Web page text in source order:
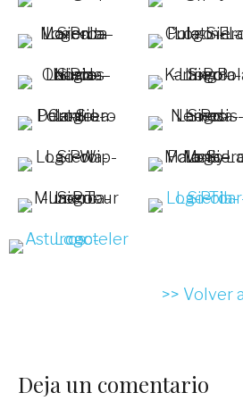
>> Volver
Deja un comentario